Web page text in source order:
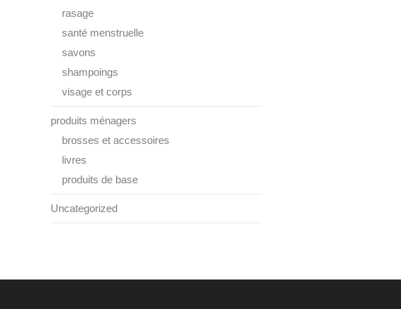
rasage
santé menstruelle
savons
shampoings
visage et corps
produits ménagers
brosses et accessoires
livres
produits de base
Uncategorized